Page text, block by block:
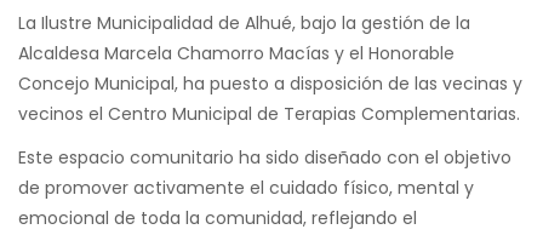
La Ilustre Municipalidad de Alhué, bajo la gestión de la
Alcaldesa Marcela Chamorro Macías y el Honorable
Concejo Municipal, ha puesto a disposición de las vecinas y
vecinos el Centro Municipal de Terapias Complementarias.
Este espacio comunitario ha sido diseñado con el objetivo
de promover activamente el cuidado físico, mental y
emocional de toda la comunidad, reflejando el